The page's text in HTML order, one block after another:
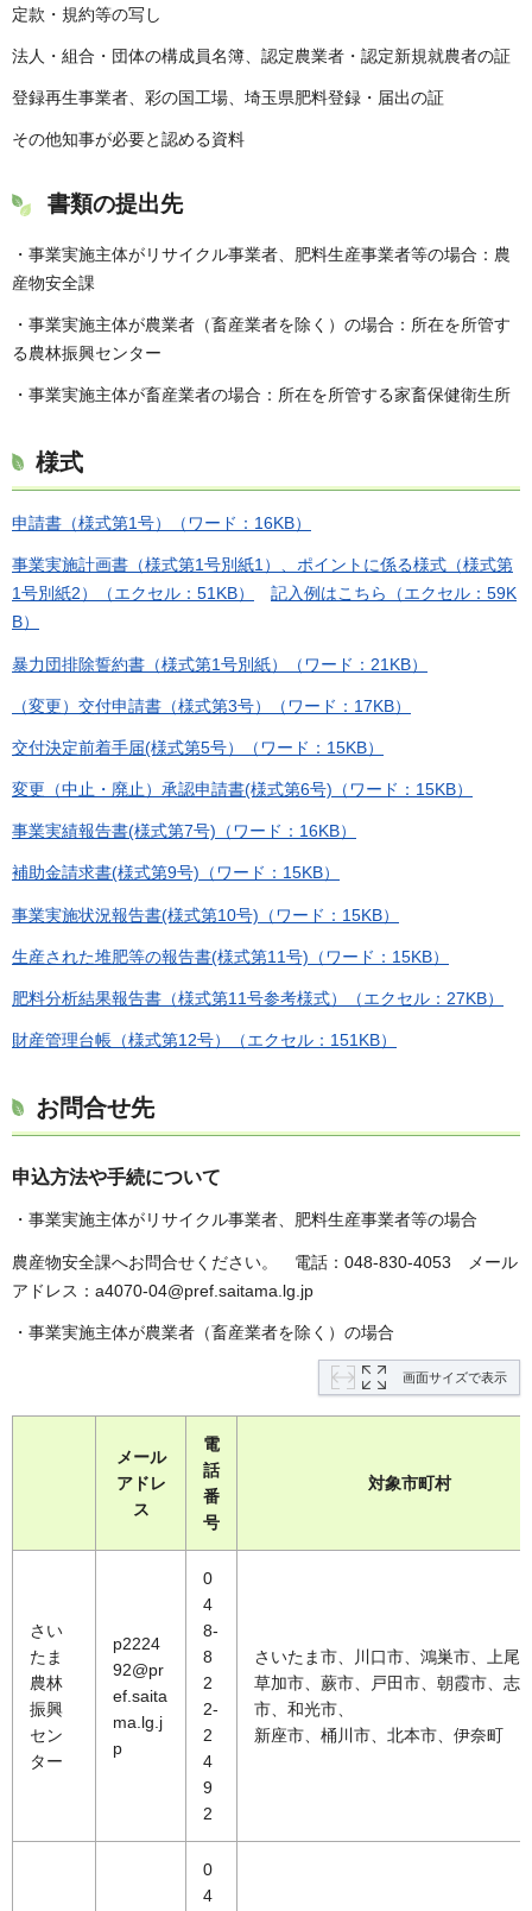
定款・規約等の写し
法人・組合・団体の構成員名簿、認定農業者・認定新規就農者の証
登録再生事業者、彩の国工場、埼玉県肥料登録・届出の証
その他知事が必要と認める資料
書類の提出先
・事業実施主体がリサイクル事業者、肥料生産事業者等の場合：農
産物安全課
・事業実施主体が農業者（畜産業者を除く）の場合：所在を所管す
る農林振興センター
・事業実施主体が畜産業者の場合：所在を所管する家畜保健衛生所
様式
申請書（様式第1号）（ワード：16KB）
事業実施計画書（様式第1号別紙1）、ポイントに係る様式（様式第
1号別紙2）（エクセル：51KB）
記入例はこちら（エクセル：59K
B）
暴力団排除誓約書（様式第1号別紙）（ワード：21KB）
（変更）交付申請書（様式第3号）（ワード：17KB）
交付決定前着手届(様式第5号）（ワード：15KB）
変更（中止・廃止）承認申請書(様式第6号)（ワード：15KB）
事業実績報告書(様式第7号)（ワード：16KB）
補助金請求書(様式第9号)（ワード：15KB）
事業実施状況報告書(様式第10号)（ワード：15KB）
生産された堆肥等の報告書(様式第11号)（ワード：15KB）
肥料分析結果報告書（様式第11号参考様式）（エクセル：27KB）
財産管理台帳（様式第12号）（エクセル：151KB）
お問合せ先
申込方法や手続について
・事業実施主体がリサイクル事業者、肥料生産事業者等の場合
農産物安全課へお問合せください。 電話：048-830-4053 メール
アドレス：a4070-04@pref.saitama.lg.jp
・事業実施主体が農業者（畜産業者を除く）の場合
画面サイズで表示
メール
アドレ
ス
電
話
番
号
対象市町村
さい
たま
農林
振興
セン
ター
p2224
92@pr
ef.saita
ma.lg.j
p
0
4
8-
8
2
2-
2
4
9
2
さいたま市、川口市、鴻巣市、上尾
草加市、蕨市、戸田市、朝霞市、志
市、和光市、
新座市、桶川市、北本市、伊奈町
0
4